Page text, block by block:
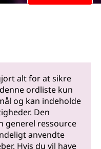
alt for at sikre
ordliste kun
og kan indeholde
Den
generel ressource
anvendte
Hvis du vil have